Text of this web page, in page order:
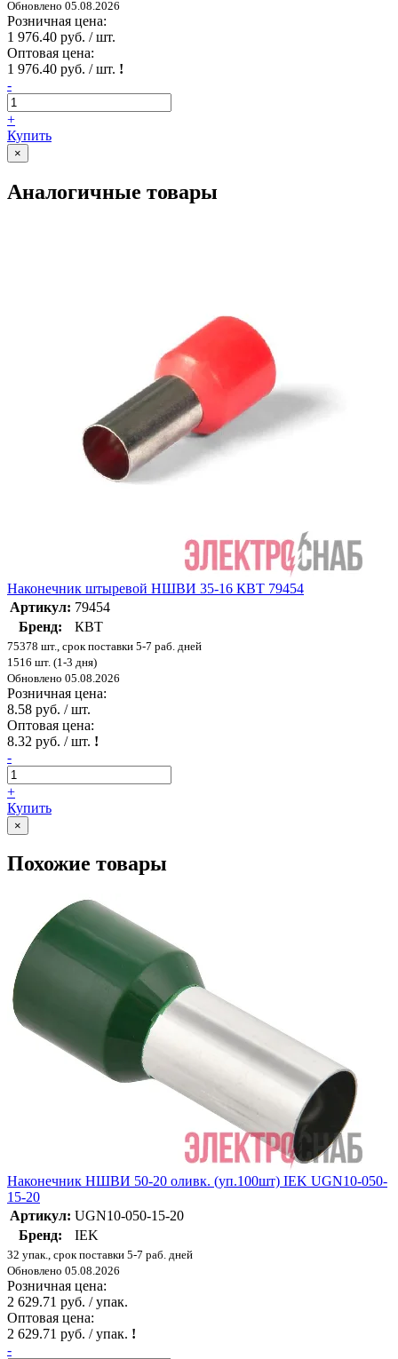
Обновлено 05.08.2026
Розничная цена:
1 976.40 руб. / шт.
Оптовая цена:
1 976.40 руб. / шт. !
-
+
Купить
×
Аналогичные товары
Наконечник штыревой НШВИ 35-16 КВТ 79454
Артикул: 79454
Бренд:
КВТ
75378 шт., срок поставки 5-7 раб. дней
1516 шт. (1-3 дня)
Обновлено 05.08.2026
Розничная цена:
8.58 руб. / шт.
Оптовая цена:
8.32 руб. / шт. !
-
+
Купить
×
Похожие товары
Наконечник НШВИ 50-20 оливк. (уп.100шт) IEK UGN10-050-
15-20
Артикул: UGN10-050-15-20
Бренд:
IEK
32 упак., срок поставки 5-7 раб. дней
Обновлено 05.08.2026
Розничная цена:
2 629.71 руб. / упак.
Оптовая цена:
2 629.71 руб. / упак. !
-